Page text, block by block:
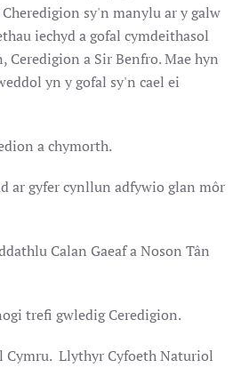
sy'n manylu ar y galw
iechyd a gofal cymdeithasol
Ceredigion a Sir Benfro. Mae hyn
yn y gofal sy'n cael ei
a chymorth.
ar gyfer cynllun adfywio glan môr
Calan Gaeaf a Noson Tân
trefi gwledig Ceredigion.
Cymru. Llythyr Cyfoeth Naturiol